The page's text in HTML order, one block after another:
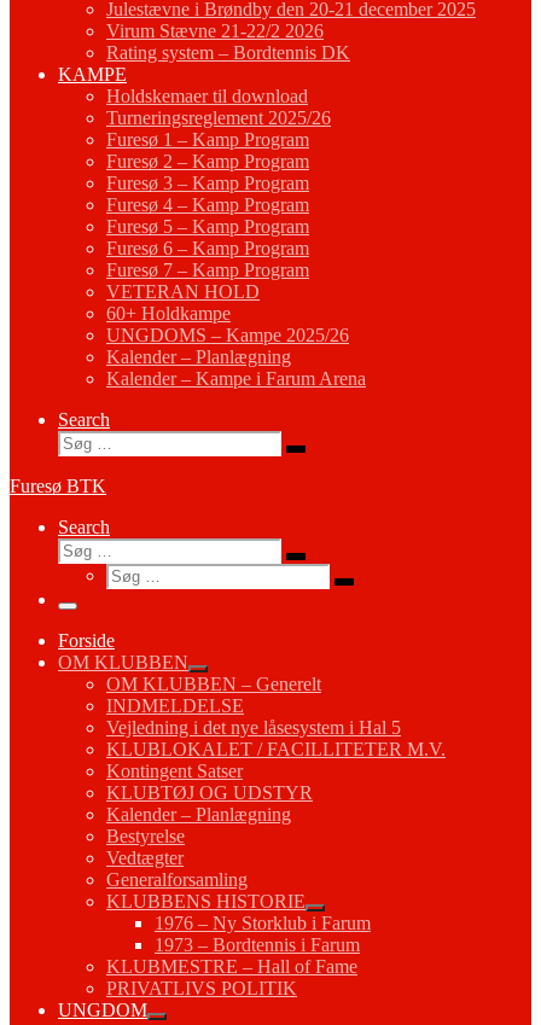
Julestævne i Brøndby den 20-21 december 2025
Virum Stævne 21-22/2 2026
Rating system – Bordtennis DK
KAMPE
Holdskemaer til download
Turneringsreglement 2025/26
Furesø 1 – Kamp Program
Furesø 2 – Kamp Program
Furesø 3 – Kamp Program
Furesø 4 – Kamp Program
Furesø 5 – Kamp Program
Furesø 6 – Kamp Program
Furesø 7 – Kamp Program
VETERAN HOLD
60+ Holdkampe
UNGDOMS – Kampe 2025/26
Kalender – Planlægning
Kalender – Kampe i Farum Arena
Search
Søg
Søg
Furesø BTK
Search
Søg
Søg
Søg
Søg
Menu
Forside
OM KLUBBEN
OM KLUBBEN – Generelt
INDMELDELSE
Vejledning i det nye låsesystem i Hal 5
KLUBLOKALET / FACILLITETER M.V.
Kontingent Satser
KLUBTØJ OG UDSTYR
Kalender – Planlægning
Bestyrelse
Vedtægter
Generalforsamling
KLUBBENS HISTORIE
1976 – Ny Storklub i Farum
1973 – Bordtennis i Farum
KLUBMESTRE – Hall of Fame
PRIVATLIVS POLITIK
UNGDOM